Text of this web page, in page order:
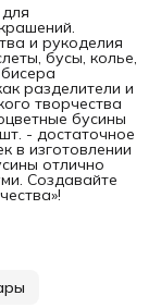
и рукоделия
бусы, колье,
разделители и
творчества
бусины
- достаточное
в изготовлении
отлично
Создавайте